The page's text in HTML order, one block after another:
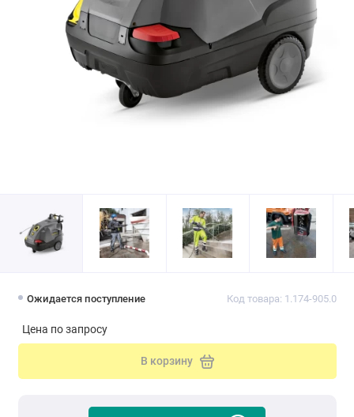
Ожидается поступление Код товара: 1.174-905.0
Цена по запросу
В корзину